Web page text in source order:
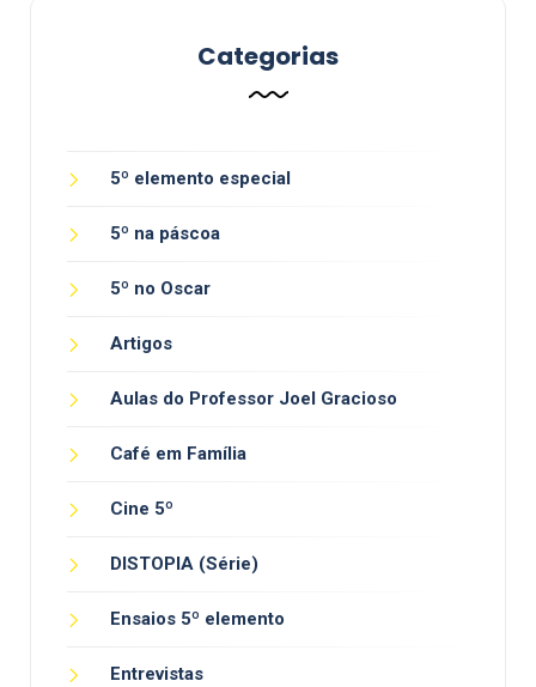
Categorias
5º elemento especial
5º na páscoa
5º no Oscar
Artigos
Aulas do Professor Joel Gracioso
Café em Família
Cine 5º
DISTOPIA (Série)
Ensaios 5º elemento
Entrevistas